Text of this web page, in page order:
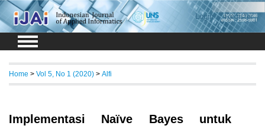
Login Register
Home > Vol 5, No 1 (2020) > Alfi
Implementasi Naïve Bayes untuk